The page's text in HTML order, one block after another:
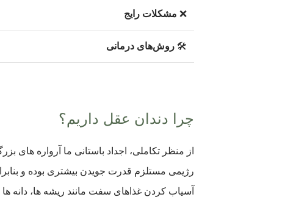
❌ مشکلات رایج
🛠️ روش‌های درمانی
چرا دندان عقل داریم؟
از منظر تکاملی، اجداد باستانی ما آرواره
رژیمی مستلزم قدرت جویدن بیشتری بوده و
آسیاب کردن غذاهای سفت مانند ریشه ها، دانه